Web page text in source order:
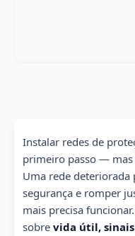
Instalar redes de
primeiro passo — mas
Uma rede deteriorada
segurança e romper
mais precisa
sobre vida útil,